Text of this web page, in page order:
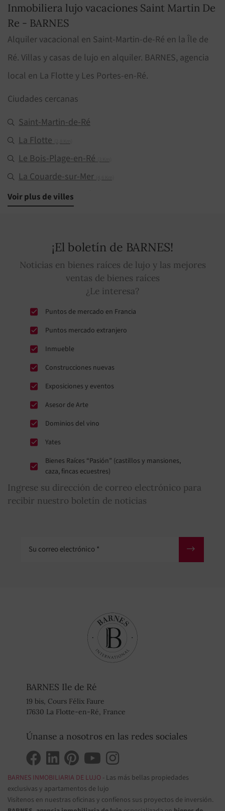
Inmobiliera lujo vacaciones Saint Martin De
Re - BARNES
Alquiler vacacional en Saint-Martin-de-Ré en la Île de
Ré. Villas y casas de lujo en alquiler. BARNES, agencia
local en La Flotte y Les Portes-en-Ré.
Ciudades cercanas
Saint-Martin-de-Ré
La Flotte
Le Bois-Plage-en-Ré
La Couarde-sur-Mer
Sainte-Marie-de-Ré
Les Portes-en-Ré(9,9 Km)
Saint-Clément-des-Baleines(13,6 Km)
Voir plus de villes
¡El boletín de BARNES!
Noticias en bienes raíces de lujo y las mejores
ventas de bienes raíces
¿Le interesa?
Puntos de mercado en Francia
Puntos mercado extranjero
Inmueble
Construcciones nuevas
Exposiciones y eventos
Asesor de Arte
Dominios del vino
Yates
Bienes Raíces “Pasión” (castillos y mansiones,
caza, fincas ecuestres)
Ingrese su dirección de correo electrónico para
recibir nuestro boletín de noticias
BARNES Ile de Ré
19 bis, Cours Félix Faure
17630 La Flotte-en-Ré, France
Únanse a nosotros en las redes sociales
BARNES INMOBILIARIA DE LUJO - Las más bellas propiedades
exclusivas y apartamentos de lujo
Visítenos en nuestras oficinas y confíenos sus proyectos de inversión.